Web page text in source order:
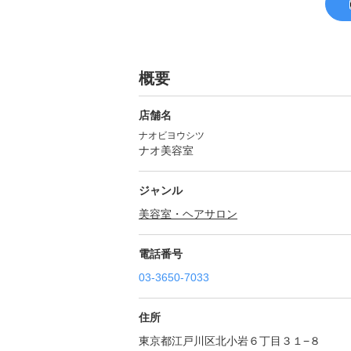
概要
店舗名
ナオビヨウシツ
ナオ美容室
ジャンル
美容室・ヘアサロン
電話番号
03-3650-7033
住所
東京都江戸川区北小岩６丁目３１−８